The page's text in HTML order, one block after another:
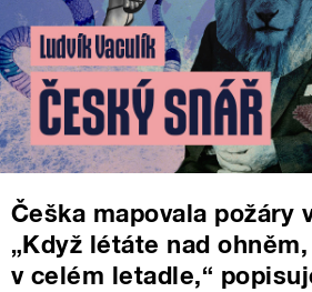
Češka mapovala požáry
„Když létáte nad
v celém letadle,“